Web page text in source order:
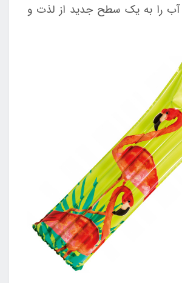
را به یک سطح جدید از لذت و